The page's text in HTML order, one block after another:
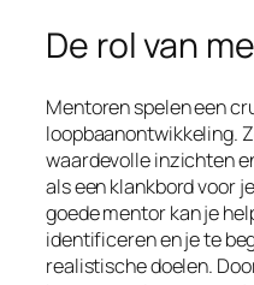
De rol van
Mentoren spelen een
loopbaanontwikkeling.
waardevolle inzichten
als een klankbord voor
goede mentor kan je
identificeren en je te
realistische doelen.